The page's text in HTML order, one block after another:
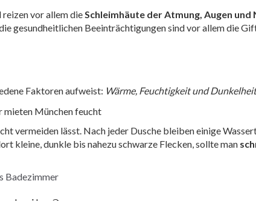
vor allem dieSchleimhäute der Atmung, Augen und
gesundheitlichen Beeinträchtigungen sind vor allem die
Faktoren aufweist: Wärme, Feuchtigkeit und
vermeiden lässt. Nach jeder Dusche bleiben einige
kleine, dunkle bis nahezu schwarze Flecken, sollte man
Badezimmer